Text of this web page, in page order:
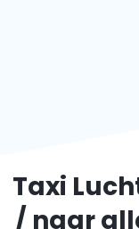
Taxi
/ naar